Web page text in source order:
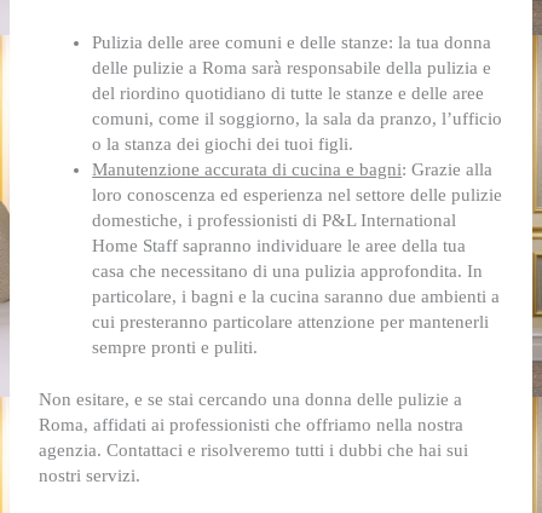
Pulizia delle aree comuni e delle stanze: la tua donna
delle pulizie a Romasarà responsabile della pulizia e
del riordino quotidiano di tutte le stanze e delle aree
comuni, come il soggiorno, la sala da pranzo, l’ufficio
o la stanza dei giochi dei tuoi figli.
Manutenzione accurata di cucina e bagni: Grazie alla
loro conoscenza ed esperienza nel settore delle pulizie
domestiche, i professionisti di P&L International
Home Staff sapranno individuare le aree della tua
casa che necessitano di una pulizia approfondita. In
particolare, i bagni e la cucina saranno due ambienti a
cui presteranno particolare attenzione per mantenerli
sempre pronti e puliti.
Non esitare, e se stai cercando una donna delle pulizie a
Roma, affidati ai professionisti che offriamo nella nostra
agenzia. Contattaci e risolveremo tutti i dubbi che hai sui
nostri servizi.